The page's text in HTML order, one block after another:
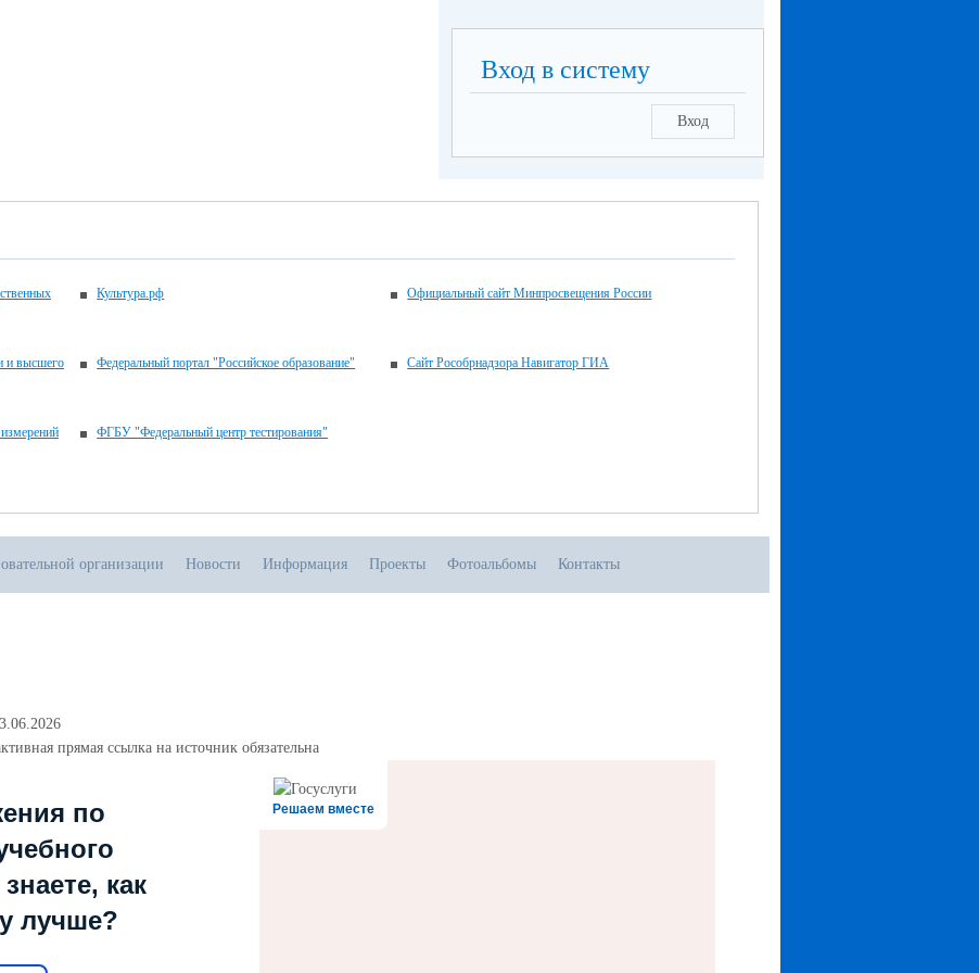
Вход в систему
Вход
Культура.рф Официальный сайт Минпросвещения России
и высшего
Федеральный портал "Российское образование" Сайт Рособрнадзора Навигатор ГИА
ФГБУ "Федеральный центр тестирования"
организации Новости Информация Проекты Фотоальбомы Контакты
прямая ссылка на источник обязательна
Решаем вместе
по
как
лучше?